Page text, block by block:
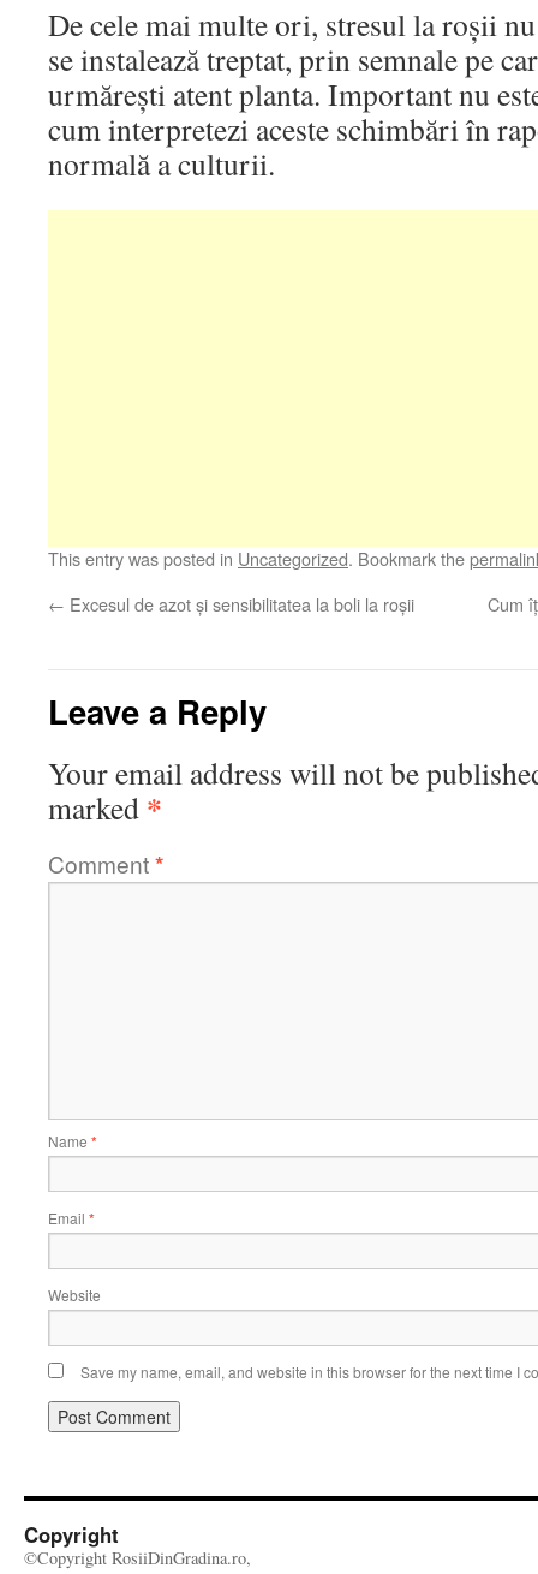
De cele mai multe ori, stresul la roșii
se instalează treptat, prin semnale pe
urmărești atent planta. Important nu
cum interpretezi aceste schimbări în
normală a culturii.
This entry was posted in Uncategorized. Bookmark the
← Excesul de azot și sensibilitatea la boli la roșii Cum
Leave a Reply
Your email address will not be
marked *
Comment*
Name *
Email *
Website
Save my name, email, and website in this browser for the next time I
Copyright
©Copyright RosiiDinGradina.ro,